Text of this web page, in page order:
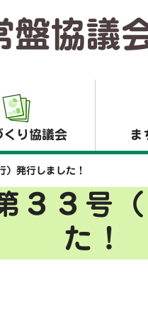
盤協議
くり協議会 ま
）発行しました！
３３号
た！